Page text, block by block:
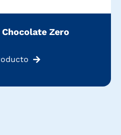
Zero